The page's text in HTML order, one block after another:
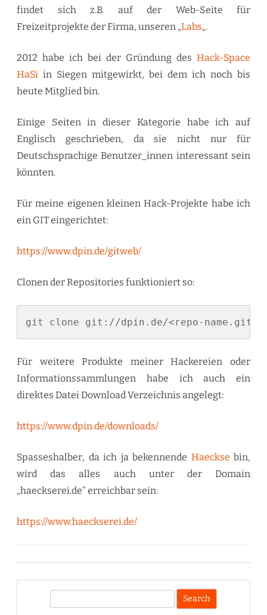
findet sich z.B. auf der Web-Seite für
Freizeitprojekte der Firma, unseren „Labs„.
2012 habe ich bei der Gründung des Hack-Space
HaSi in Siegen mitgewirkt, bei dem ich noch bis
heute Mitglied bin.
Einige Seiten in dieser Kategorie habe ich auf
Englisch geschrieben, da sie nicht nur für
Deutschsprachige Benutzer_innen interessant sein
könnten.
Für meine eigenen kleinen Hack-Projekte habe ich
ein GIT eingerichtet:
https://www.dpin.de/gitweb/
Clonen der Repositories funktioniert so:
git clone git://dpin.de/<repo-name.git>
Für weitere Produkte meiner Hackereien oder
Informationssammlungen habe ich auch ein
direktes Datei Download Verzeichnis angelegt:
https://www.dpin.de/downloads/
Spasseshalber, da ich ja bekennende Haeckse bin,
wird das alles auch unter der Domain
„haeckserei.de“ erreichbar sein:
https://www.haeckserei.de/